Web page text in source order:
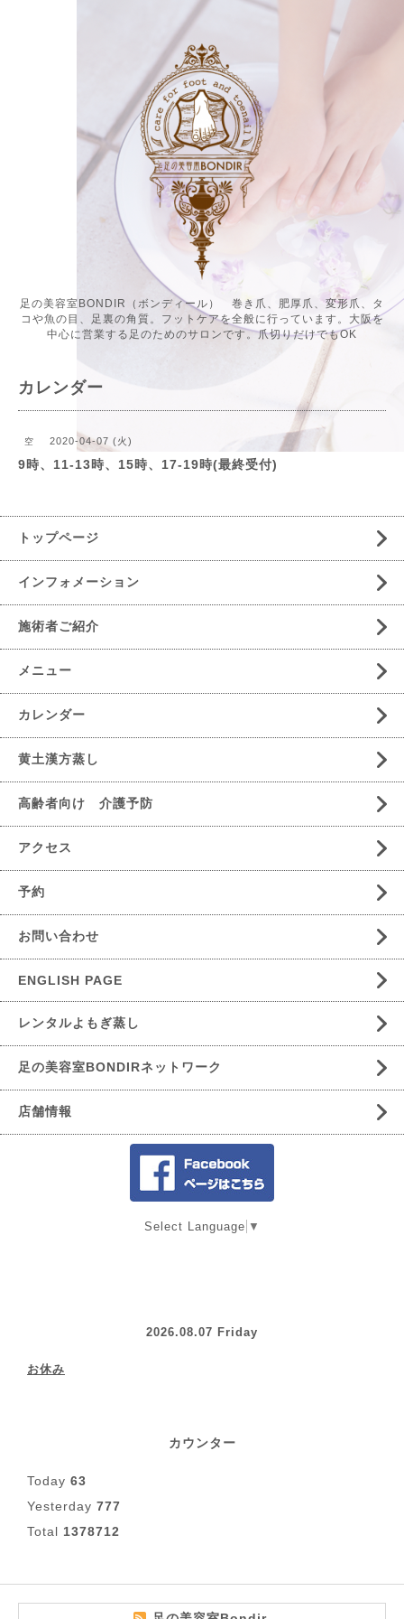
足の美容室BONDIR（ボンディール） 巻き爪、肥厚爪、変形爪、タ
コや魚の目、足裏の角質。フットケアを全般に行っています。大阪を
中心に営業する足のためのサロンです。爪切りだけでもOK
カレンダー
空 2020-04-07 (火)
9時、11-13時、15時、17-19時(最終受付)
トップページ
インフォメーション
施術者ご紹介
メニュー
カレンダー
黄土漢方蒸し
高齢者向け 介護予防
アクセス
予約
お問い合わせ
ENGLISH PAGE
レンタルよもぎ蒸し
足の美容室BONDIRネットワーク
店舗情報
Select Language ▼
2026.08.07 Friday
お休み
カウンター
Today 63
Yesterday 777
Total 1378712